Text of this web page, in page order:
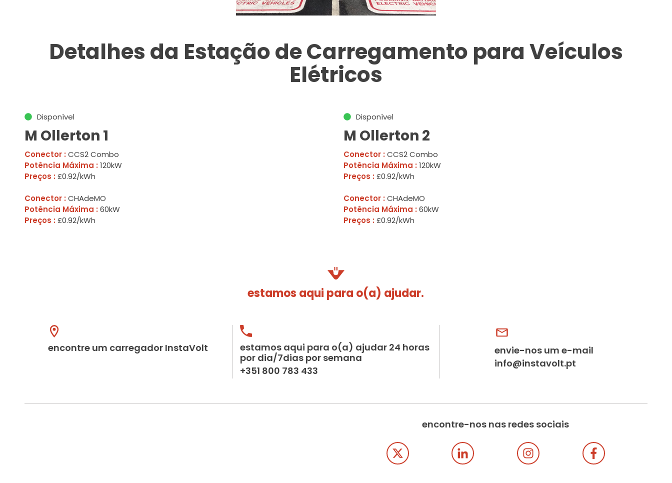
Detalhes da Estação de Carregamento para Veículos
Elétricos
Disponível
M Ollerton 1
Conector : CCS2 Combo
Potência Máxima : 120kW
Preços : £0.92/kWh
Conector : CHAdeMO
Potência Máxima : 60kW
Preços : £0.92/kWh
Disponível
M Ollerton 2
Conector : CCS2 Combo
Potência Máxima : 120kW
Preços : £0.92/kWh
Conector : CHAdeMO
Potência Máxima : 60kW
Preços : £0.92/kWh
estamos aqui para o(a) ajudar.
encontre um carregador InstaVolt
estamos aqui para o(a) ajudar 24 horas
por dia/7dias por semana
+351 800 783 433
envie-nos um e-mail
info@instavolt.pt
encontre-nos nas redes sociais